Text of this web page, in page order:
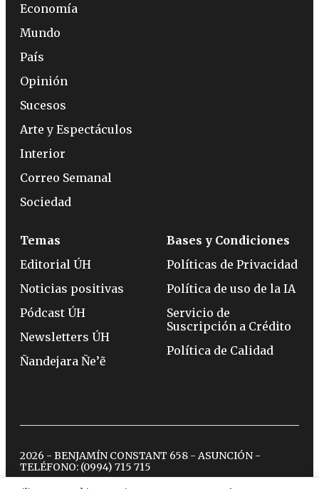
Economía
Mundo
País
Opinión
Sucesos
Arte y Espectáculos
Interior
Correo Semanal
Sociedad
Temas
Editorial ÚH
Noticias positivas
Pódcast ÚH
Newsletters ÚH
Ñandejara Ñe’ẽ
Bases y Condiciones
Políticas de Privacidad
Política de uso de la IA
Servicio de
Suscripción a Crédito
Política de Calidad
2026 - BENJAMÍN CONSTANT 658 - ASUNCIÓN -
TELÉFONO: (0994) 715 715